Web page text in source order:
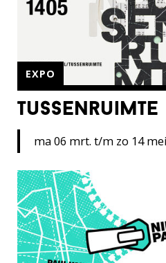
tussenruimte
EXPO
ma 06 mrt. t/m zo 14 mei